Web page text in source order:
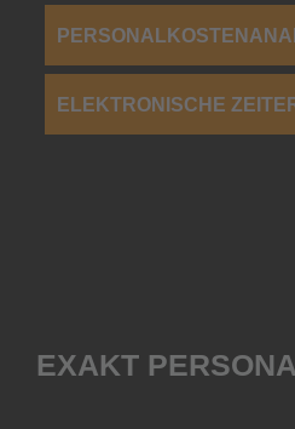
ELEKTRONISCHE
EXAKT